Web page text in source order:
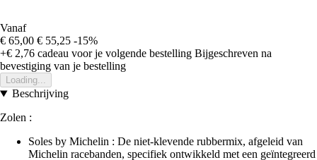
Vanaf
€ 65,00 € 55,25 -15%
+€ 2,76 cadeau voor je volgende bestelling Bijgeschreven na
bevestiging van je bestelling
Loading...
Beschrijving
Zolen :
Soles by Michelin : De niet-klevende rubbermix, afgeleid van
Michelin racebanden, specifiek ontwikkeld met een geïntegreerd